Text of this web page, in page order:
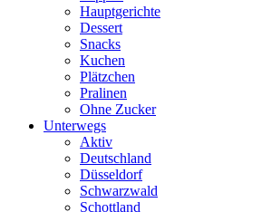
Hauptgerichte
Dessert
Snacks
Kuchen
Plätzchen
Pralinen
Ohne Zucker
Unterwegs
Aktiv
Deutschland
Düsseldorf
Schwarzwald
Schottland